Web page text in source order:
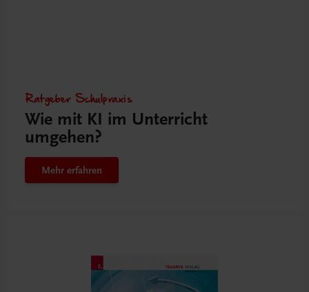
Ratgeber Schulpraxis
Wie mit KI im Unterricht
umgehen?
Mehr erfahren